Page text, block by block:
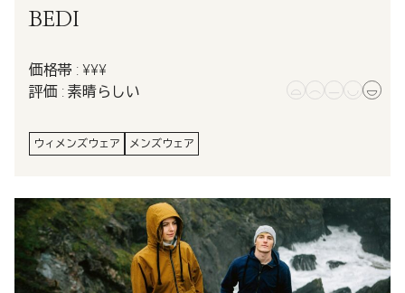
BEDI
価格帯 : ¥¥¥
評価 : 素晴らしい
ウィメンズウェア メンズウェア